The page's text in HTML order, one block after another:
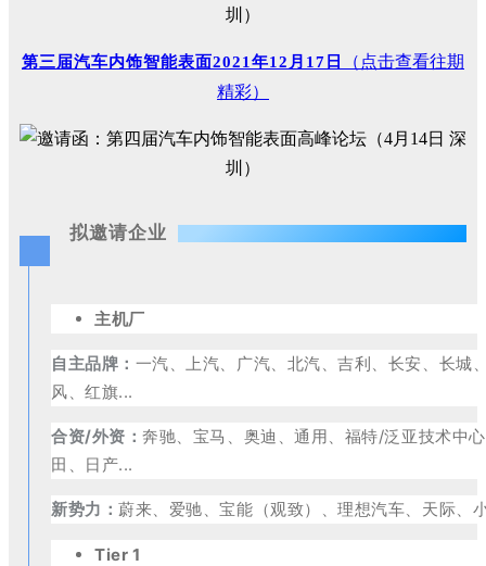
第三届汽车内饰智能表面2021年12月17日
（点击查看往期
精彩）
拟邀请企业
主机厂
自主品牌： 一汽、上汽、广汽、北汽、吉利、长安、长城
风、红旗...
合资/外资：奔驰、宝马、奥迪、通用、福特/泛亚技术中
田、日产...
新势力：蔚来、爱驰、宝能（观致）、理想汽车、天际、
Tier 1